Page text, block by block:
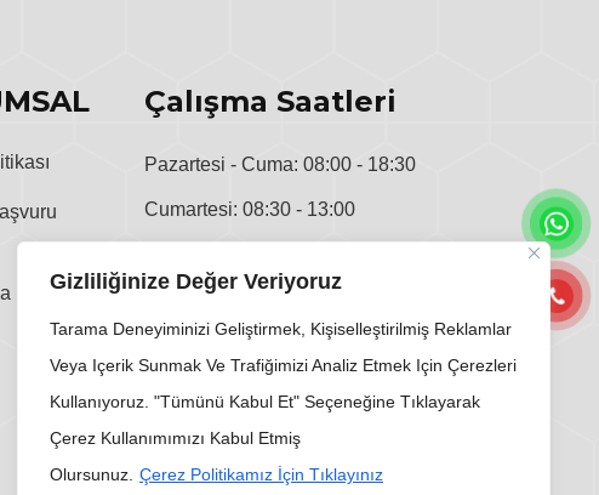
Gizliliğinize Değer Veriyoruz
Tarama Deneyiminizi Geliştirmek, Kişiselleştirilmiş Reklamlar
Veya Içerik Sunmak Ve Trafiğimizi Analiz Etmek Için Çerezleri
Kullanıyoruz. "Tümünü Kabul Et" Seçeneğine Tıklayarak
Çerez Kullanımımızı Kabul Etmiş
Olursunuz. Çerez Politikamız İçin Tıklayınız
Metni
Çalışma Saatleri
Pazartesi - Cuma: 08:00 - 18:30
Cumartesi: 08:30 - 13:00